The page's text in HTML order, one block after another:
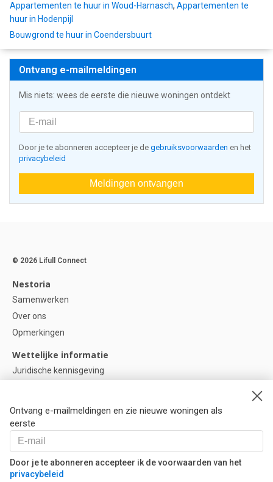
Appartementen te huur in Woud-Harnasch, Appartementen te
huur in Hodenpijl
Bouwgrond te huur in Coendersbuurt
Ontvang e-mailmeldingen
Mis niets: wees de eerste die nieuwe woningen ontdekt
Door je te abonneren accepteer je de gebruiksvoorwaarden en het
privacybeleid
Meldingen ontvangen
Ontvang e-mailmeldingen en zie nieuwe woningen als
eerste
Door je te abonneren accepteer ik de voorwaarden van het
privacybeleid
© 2026 Lifull Connect
Nestoria
Samenwerken
Over ons
Opmerkingen
Wettelijke informatie
Juridische kennisgeving
Cookie instellingen
Help
Vragen
Onze partners